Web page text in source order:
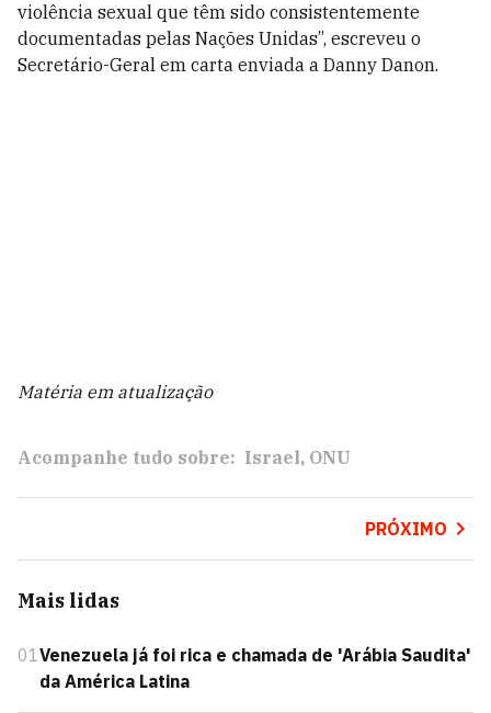
violência sexual que têm sido consistentemente
documentadas pelas Nações Unidas”, escreveu o
Secretário-Geral em carta enviada a Danny Danon.
Matéria em atualização
Acompanhe tudo sobre: Israel ONU
PRÓXIMO
Mais lidas
01Venezuela já foi rica e chamada de 'Arábia Saudita'
da América Latina